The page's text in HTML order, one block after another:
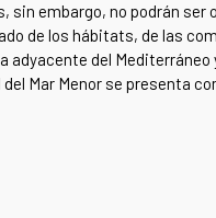
sin embargo, no podrán ser
de los hábitats, de las
adyacente del Mediterráneo
Mar Menor se presenta